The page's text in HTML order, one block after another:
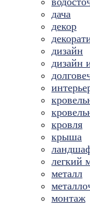
дача
декор
дизайн
дизайн
кровля
крыша
легкий
металл
монтаж